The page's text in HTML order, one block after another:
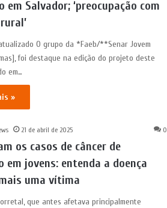
em Salvador; ‘preocupação com
O grupo da *Faeb/**Senar Jovem
foi destaque na edição do projeto deste
em…
»
21 de abril de 2025 0
os casos de câncer de
em jovens: entenda a doença
uma vítima
que antes afetava principalmente